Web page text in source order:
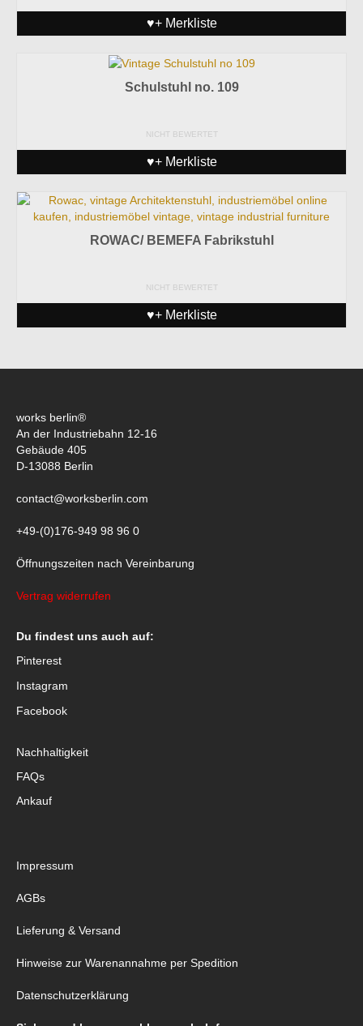
♥+ Merkliste
Schulstuhl no. 109
NICHT BEWERTET
♥+ Merkliste
ROWAC/ BEMEFA Fabrikstuhl
NICHT BEWERTET
♥+ Merkliste
works berlin®
An der Industriebahn 12-16
Gebäude 405
D-13088 Berlin
contact@worksberlin.com
+49-(0)176-949 98 96 0
Öffnungszeiten nach Vereinbarung
Vertrag widerrufen
Du findest uns auch auf:
Pinterest
Instagram
Facebook
Nachhaltigkeit
FAQs
Ankauf
Impressum
AGBs
Lieferung & Versand
Hinweise zur Warenannahme per Spedition
Datenschutzerklärung